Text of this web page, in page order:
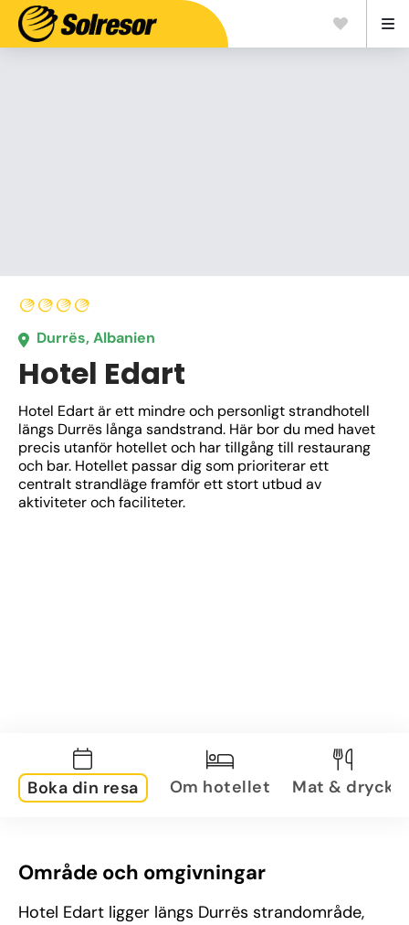
Durrës, Albanien
Hotel Edart
Hotel Edart är ett mindre och personligt strandhotell
längs Durrës långa sandstrand. Här bor du med havet
precis utanför hotellet och har tillgång till restaurang
och bar. Hotellet passar dig som prioriterar ett
centralt strandläge framför ett stort utbud av
aktiviteter och faciliteter.
Boka din resa Om hotellet Mat & dryck
Område och omgivningar
Hotel Edart ligger längs Durrës strandområde,